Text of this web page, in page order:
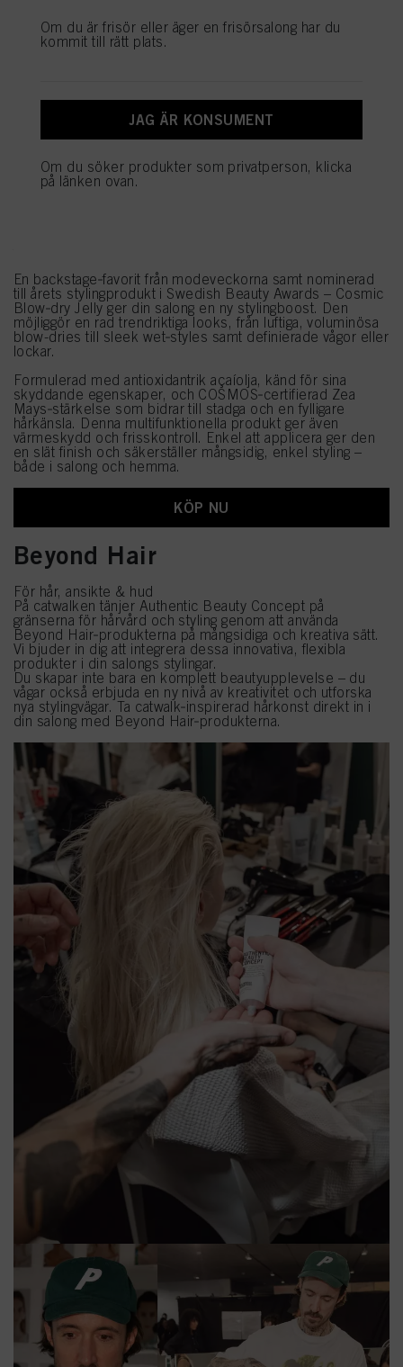
En backstage‑favorit från modeveckorna samt nominerad
till årets stylingprodukt i Swedish Beauty Awards – Cosmic
Blow‑dry Jelly ger din salong en ny stylingboost. Den
möjliggör en rad trendriktiga looks, från luftiga, voluminösa
blow-dries till sleek wet‑styles samt definierade vågor eller
lockar.
Formulerad med antioxidantrik açaíolja, känd för sina
skyddande egenskaper, och COSMOS‑certifierad Zea
Mays‑stärkelse som bidrar till stadga och en fylligare
hårkänsla. Denna multifunktionella produkt ger även
värmeskydd och frisskontroll. Enkel att applicera ger den
en slät finish och säkerställer mångsidig, enkel styling –
både i salong och hemma.
KÖP NU
Beyond Hair
För hår, ansikte & hud
På catwalken tänjer Authentic Beauty Concept på
gränserna för hårvård och styling genom att använda
Beyond Hair‑produkterna på mångsidiga och kreativa sätt.
Vi bjuder in dig att integrera dessa innovativa, flexibla
produkter i din salongs stylingar.
Du skapar inte bara en komplett beautyupplevelse – du
vågar också erbjuda en ny nivå av kreativitet och utforska
nya stylingvägar. Ta catwalk‑inspirerad hårkonst direkt in i
din salong med Beyond Hair‑produkterna.
Om du är frisör eller äger en frisörsalong har du
kommit till rätt plats.
JAG ÄR KONSUMENT
Om du söker produkter som privatperson, klicka
på länken ovan.
”Ändra” nedan.
Om du klickar på ”Ändra” kan du hitta mer information om behandlingen av
ovan angivna ändamål. Om du klickar på ”Avvisa” används endast cookies
som är tekniskt nödvändiga för att tillhandahålla denna webbplats.